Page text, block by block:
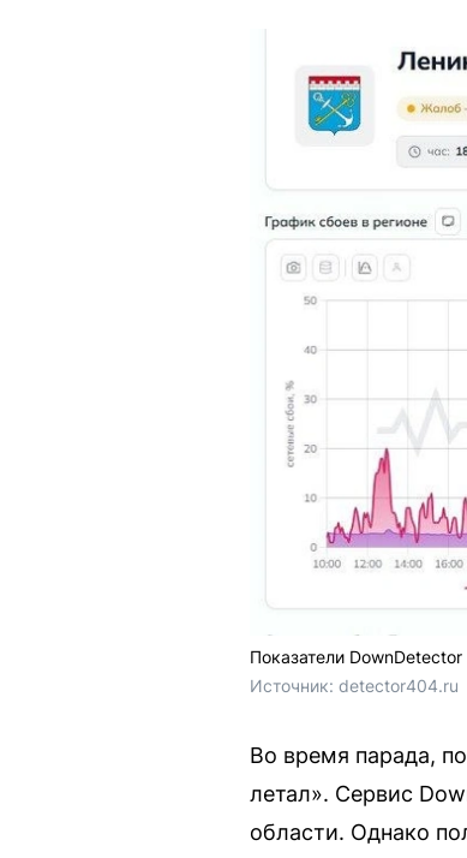
Показатели
Источник: detector404.ru
Во время парада,
летал». Сервис
области. Однако